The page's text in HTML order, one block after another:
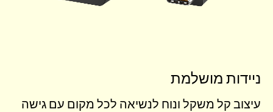
ניידות מושלמת
עיצוב קל משקל ונוח לנשיאה לכל מקום עם גישה